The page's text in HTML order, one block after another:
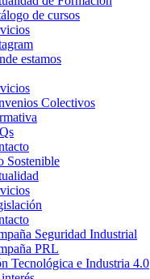
de cursos
estamos
Colectivos
Sostenible
Seguridad Industrial
PRL
Tecnológica e Industria 4.0